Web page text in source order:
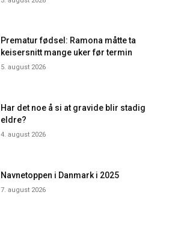
Prematur fødsel: Ramona måtte ta
keisersnitt mange uker før termin
5. august 2026
Har det noe å si at gravide blir stadig
eldre?
4. august 2026
Navnetoppen i Danmark i 2025
7. august 2026